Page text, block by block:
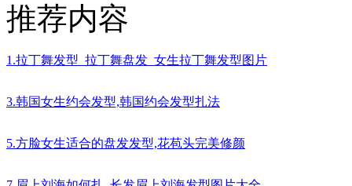
推荐内容
1.拉丁舞发型_拉丁舞盘发_女生拉丁舞发型图片
3.韩国女生约会发型,韩国约会发型扎法
5.方脸女生适合的盘发发型,花苞头完美修颜